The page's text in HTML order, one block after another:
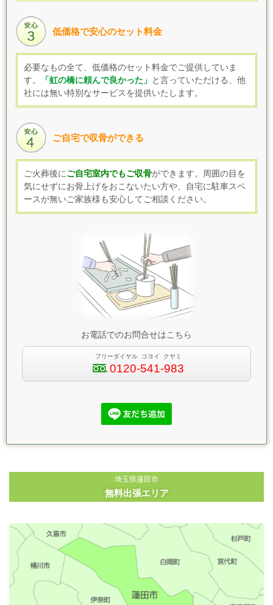
低価格で安心のセット料金
必要なもの全て、低価格のセット料金でご提供していま
す 。 「虹の橋に頼んで良かった」 と言っていただける、他
社には無い特別なサービスを提供いたします。
ご自宅で収骨ができる
ご火葬後に ご自宅室内でもご収骨ができます。
周囲の目を
気にせずにお骨上げをおこないたい方や、自宅に駐車スペ
ースが無いご家族様も安心してご相談ください。
お電話でのお問合せはこちら
フリーダイヤル コヨイ クヤミ
0120-541-983
埼玉県蓮田市
無料出張エリア